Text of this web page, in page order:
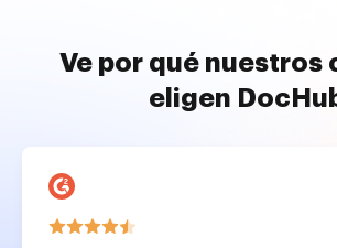
Ve por qué nuestros
eligen